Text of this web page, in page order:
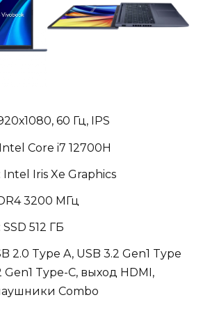
60 Гц, IPS
Core i7 12700H
Iris Xe Graphics
3200 МГц
512 ГБ
2.0 Type A, USB 3.2 Gen1 Type
Gen1 Type-С, выход HDMI,
Combo